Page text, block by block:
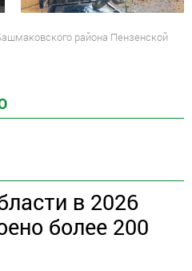
района Пензенской
в 2026
более 200